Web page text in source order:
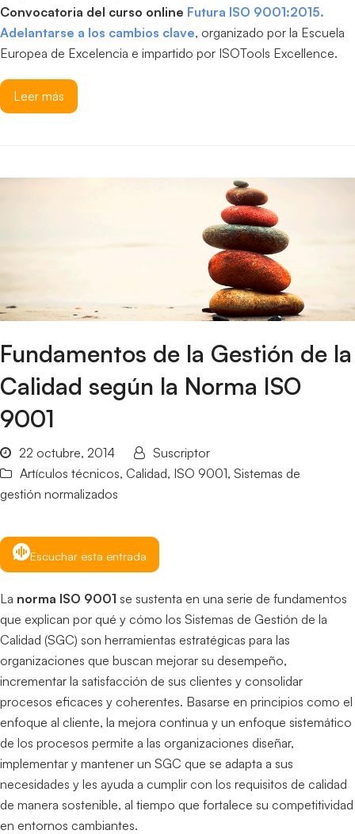
Convocatoria del curso online Futura ISO 9001:2015.
Adelantarse a los cambios clave, organizado por la Escuela
Europea de Excelencia e impartido por ISOTools Excellence.
Leer más
Fundamentos de la Gestión de la
Calidad según la Norma ISO
9001
22 octubre, 2014
Suscriptor
Artículos técnicos, Calidad, ISO 9001, Sistemas de
gestión normalizados
Escuchar esta entrada
La norma ISO 9001 se sustenta en una serie de fundamentos
que explican por qué y cómo los Sistemas de Gestión de la
Calidad (SGC) son herramientas estratégicas para las
organizaciones que buscan mejorar su desempeño,
incrementar la satisfacción de sus clientes y consolidar
procesos eficaces y coherentes. Basarse en principios como el
enfoque al cliente, la mejora continua y un enfoque sistemático
de los procesos permite a las organizaciones diseñar,
implementar y mantener un SGC que se adapta a sus
necesidades y les ayuda a cumplir con los requisitos de calidad
de manera sostenible, al tiempo que fortalece su competitividad
en entornos cambiantes.